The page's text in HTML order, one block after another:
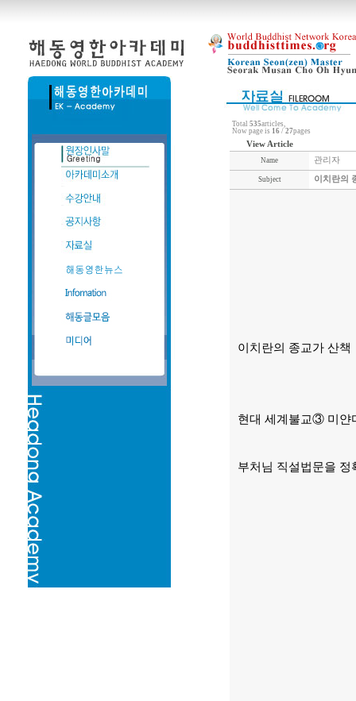
Total 535articles,
Now page is 16 / 27pages
View Article
Name 관리자
Subject 이치란의
이치란의 종교가 산책
현대 세계불교③ 미얀
부처님 직설법문을